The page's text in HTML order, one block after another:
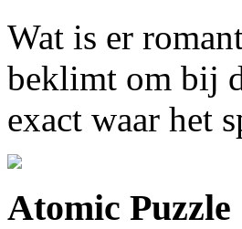
Wat is er
beklimt om bij
exact waar het
Atomic Puzzle